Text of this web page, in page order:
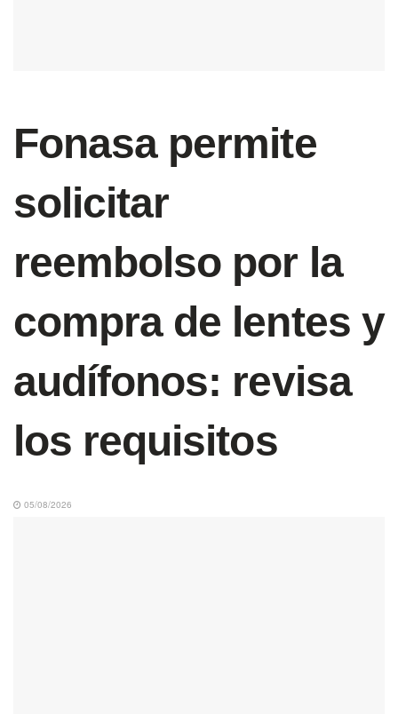
Fonasa permite
solicitar
reembolso por la
compra de lentes y
audífonos: revisa
los requisitos
05/08/2026